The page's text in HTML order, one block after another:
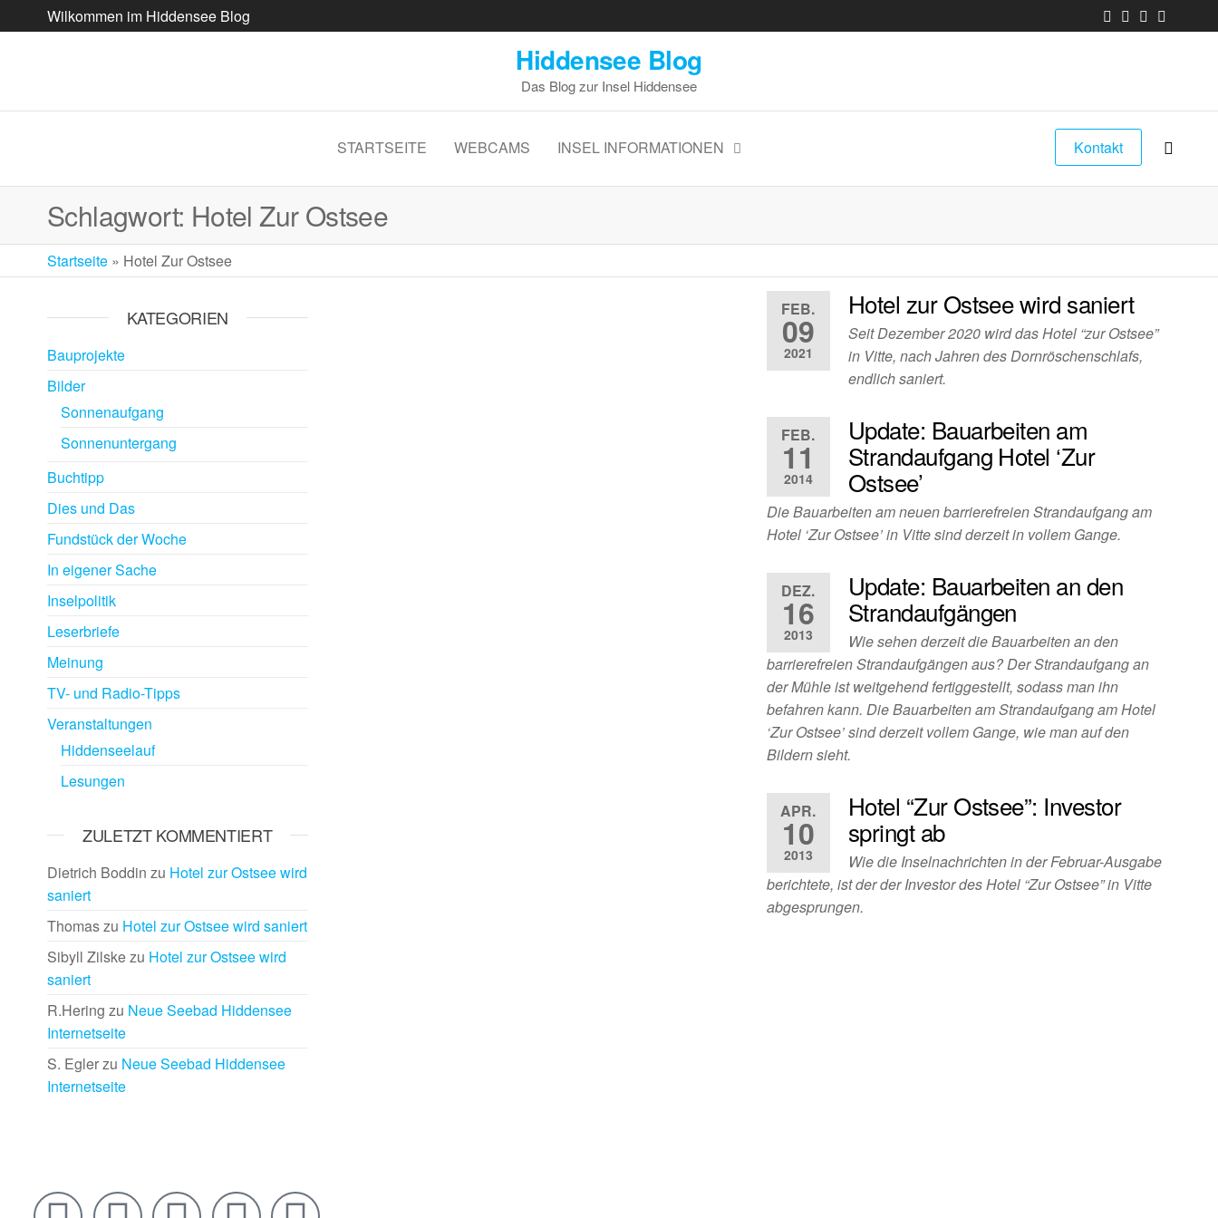
Wilkommen im Hiddensee Blog
Hiddensee Blog
Das Blog zur Insel Hiddensee
Kontakt
STARTSEITE WEBCAMS INSEL INFORMATIONEN
Schlagwort: Hotel Zur Ostsee
Startseite » Hotel Zur Ostsee
FEB.
09
2021
Hotel zur Ostsee wird saniert
Seit Dezember 2020 wird das Hotel “zur Ostsee”
in Vitte, nach Jahren des Dornröschenschlafs,
endlich saniert.
FEB.
11
2014
Update: Bauarbeiten am
Strandaufgang Hotel ‘Zur
Ostsee’
Die Bauarbeiten am neuen barrierefreien Strandaufgang am
Hotel ‘Zur Ostsee’ in Vitte sind derzeit in vollem Gange.
DEZ.
16
2013
Update: Bauarbeiten an den
Strandaufgängen
Wie sehen derzeit die Bauarbeiten an den
barrierefreien Strandaufgängen aus? Der Strandaufgang an
der Mühle ist weitgehend fertiggestellt, sodass man ihn
befahren kann. Die Bauarbeiten am Strandaufgang am Hotel
‘Zur Ostsee’ sind derzeit vollem Gange, wie man auf den
Bildern sieht.
APR.
10
2013
Hotel “Zur Ostsee”: Investor
springt ab
Wie die Inselnachrichten in der Februar-Ausgabe
berichtete, ist der der Investor des Hotel “Zur Ostsee” in Vitte
abgesprungen.
KATEGORIEN
Bauprojekte
Bilder
Sonnenaufgang
Sonnenuntergang
Buchtipp
Dies und Das
Fundstück der Woche
In eigener Sache
Inselpolitik
Leserbriefe
Meinung
TV- und Radio-Tipps
Veranstaltungen
Hiddenseelauf
Lesungen
ZULETZT KOMMENTIERT
Dietrich Boddin zu Hotel zur Ostsee wird
saniert
Thomaszu Hotel zur Ostsee wird saniert
Sibyll Zilskezu Hotel zur Ostsee wird
saniert
R.Hering zu Neue Seebad Hiddensee
Internetseite
S. Eglerzu Neue Seebad Hiddensee
Internetseite